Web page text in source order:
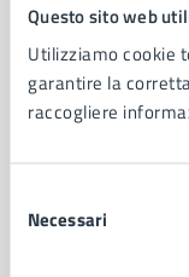
Questo sito web
Utilizziamo cookie
garantire la
raccogliere
delNecessari
Uffici
Enti e fondazioni
Politici
Personale